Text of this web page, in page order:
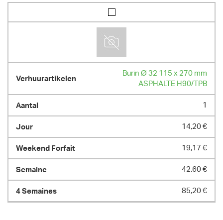
Burin Ø 32 115 x 270 mm
ASPHALTE H90/TPB
1
14,20 €
19,17 €
42,60 €
85,20 €